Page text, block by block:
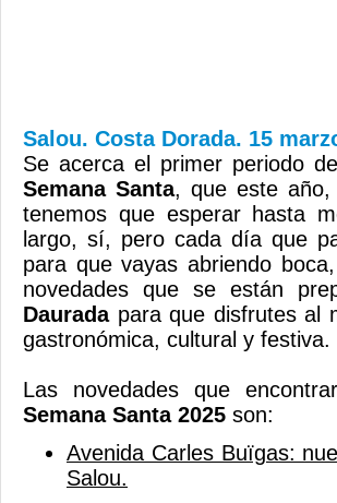
Salou. Costa Dorada. 15
Se acerca el primer periodo de
Semana Santa, que este
tenemos que esperar hasta
largo, sí, pero cada día que
para que vayas abriendo
novedades que se están
Dauradapara que disfrutes al
gastronómica, cultural y festiva.
Las novedades que
Semana Santa 2025 son:
Avenida Carles Buïgas:
Salou.